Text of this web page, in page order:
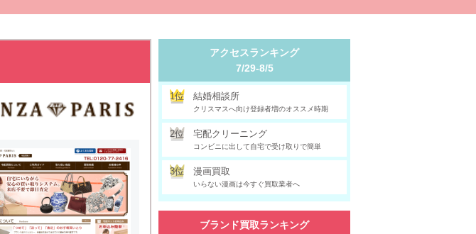
アクセスランキング
7/29-8/5
1位 結婚相談所
クリスマスへ向け登録者増のオススメ時期
2位 宅配クリーニング
コンビニに出して自宅で受け取りで簡単
3位 漫画買取
いらない漫画は今すぐ買取業者へ
ブランド買取ランキング